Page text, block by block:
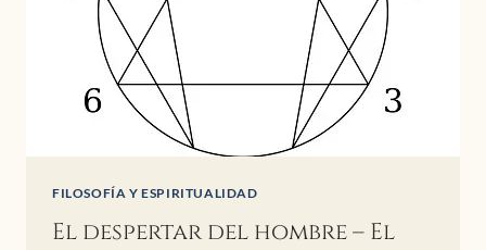
FILOSOFÍA Y ESPIRITUALIDAD
El despertar del hombre – El